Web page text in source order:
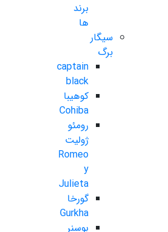
برند
ها
سیگار
برگ
captain
black
کوهیبا
Cohiba
رومئو
ژولیت
Romeo
y
Julieta
گورخا
Gurkha
بوسنر